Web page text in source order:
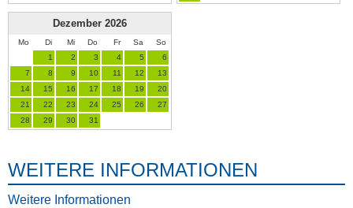
Dezember 2026
Mo Di Mi Do Fr Sa
So
1
2 3 4 5
6
7
8 9 10 11 12
13
14
15 16 17 18 19
20
21
22 23 24 25 26
27
28
29 30 31
WEITERE INFORMATIONEN
Weitere Informationen